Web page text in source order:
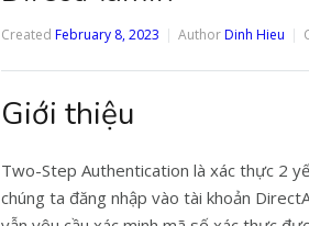
Created February 8, 2023 AuthorDinh Hieu
Giới thiệu
Two-Step Authentication là xác thực 2
chúng ta đăng nhập vào tài khoản